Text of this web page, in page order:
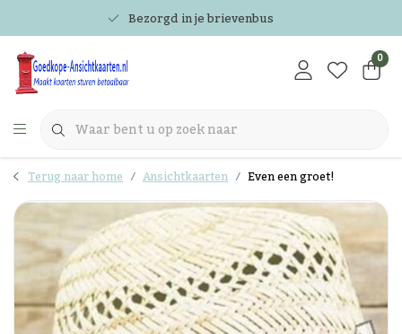
Bezorgd in je brievenbus
0
Terug naar home Ansichtkaarten Even een groet!